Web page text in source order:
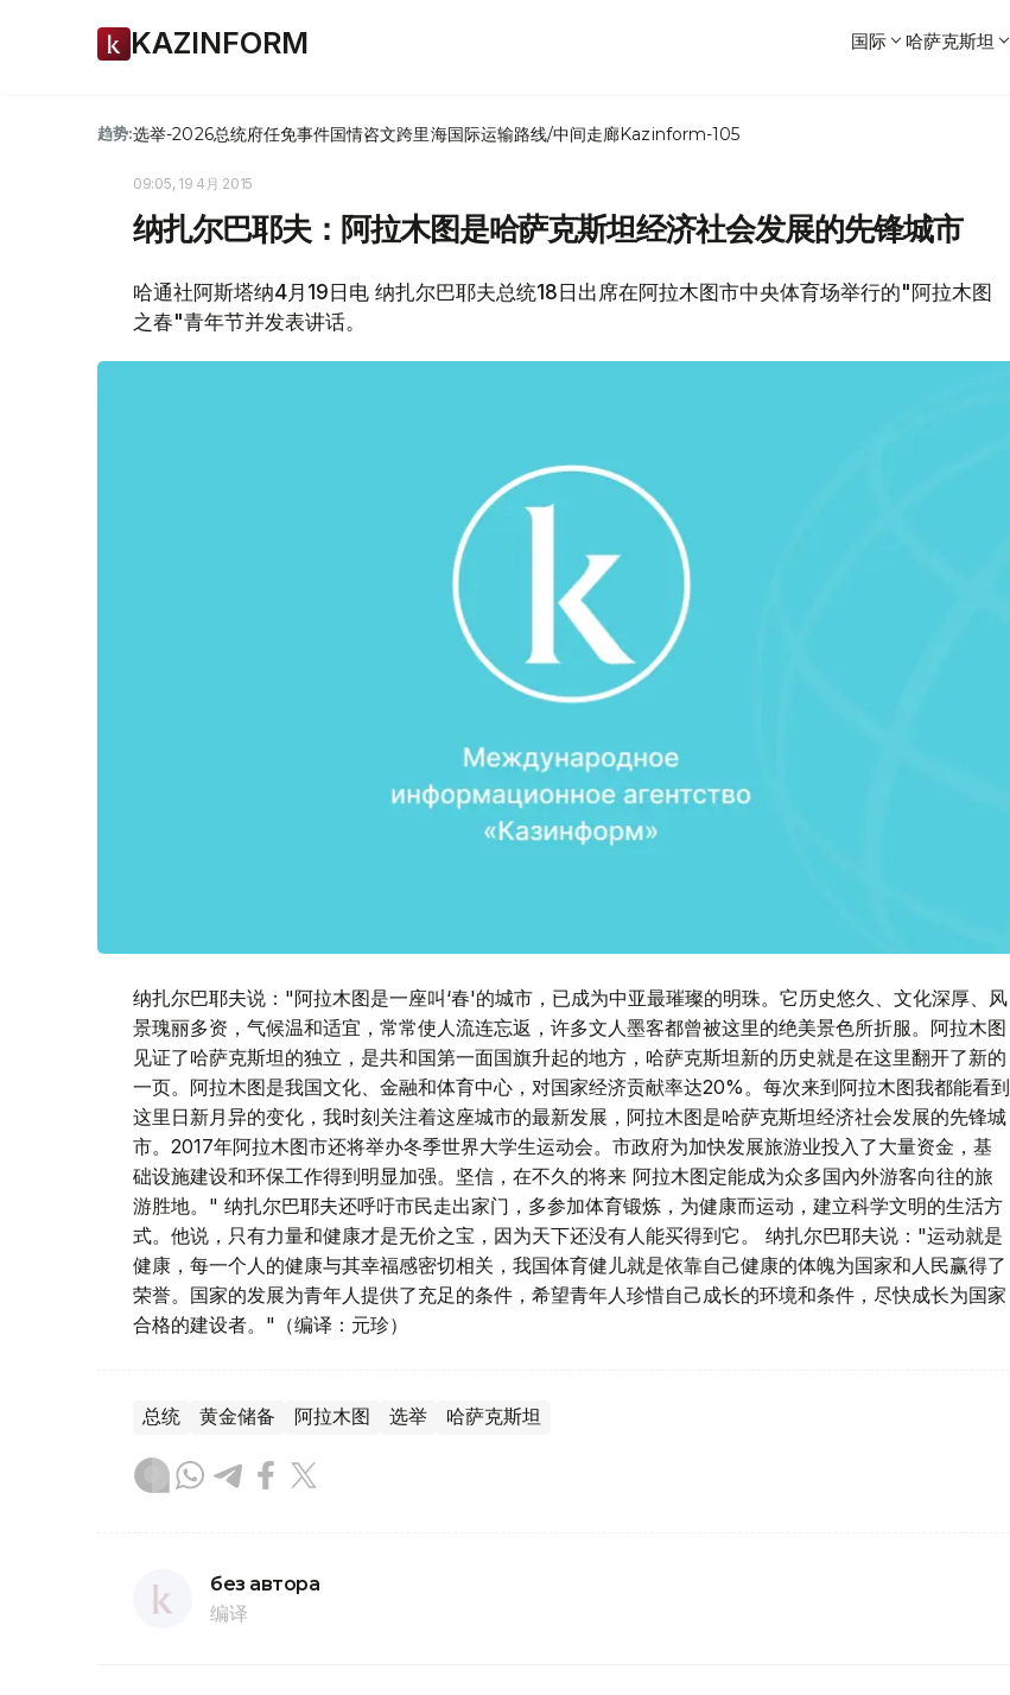
KAZINFORM 国际 哈萨克斯坦
趋势:选举-2026总统府任免事件国情咨文跨里海国际运输路线/中间走廊Kazinform-105
09:05, 19 4月 2015
纳扎尔巴耶夫：阿拉木图是哈萨克斯坦经济社会发展的先锋城市
哈通社阿斯塔纳4月19日电 纳扎尔巴耶夫总统18日出席在阿拉木图市中央体育场举行的"阿拉木图
之春"青年节并发表讲话。
纳扎尔巴耶夫说："阿拉木图是一座叫‘春'的城市，已成为中亚最璀璨的明珠。它历史悠久、文化深厚、风
景瑰丽多资，气候温和适宜，常常使人流连忘返，许多文人墨客都曾被这里的绝美景色所折服。阿拉木图
见证了哈萨克斯坦的独立，是共和国第一面国旗升起的地方，哈萨克斯坦新的历史就是在这里翻开了新的
一页。阿拉木图是我国文化、金融和体育中心，对国家经济贡献率达20%。每次来到阿拉木图我都能看到
这里日新月异的变化，我时刻关注着这座城市的最新发展，阿拉木图是哈萨克斯坦经济社会发展的先锋城
市。2017年阿拉木图市还将举办冬季世界大学生运动会。市政府为加快发展旅游业投入了大量资金，基
础设施建设和环保工作得到明显加强。坚信，在不久的将来 阿拉木图定能成为众多国內外游客向往的旅
游胜地。" 纳扎尔巴耶夫还呼吁市民走出家门，多参加体育锻炼，为健康而运动，建立科学文明的生活方
式。他说，只有力量和健康才是无价之宝，因为天下还没有人能买得到它。 纳扎尔巴耶夫说："运动就是
健康，每一个人的健康与其幸福感密切相关，我国体育健儿就是依靠自己健康的体魄为国家和人民赢得了
荣誉。国家的发展为青年人提供了充足的条件，希望青年人珍惜自己成长的环境和条件，尽快成长为国家
合格的建设者。"（编译：元珍）
总统 黄金储备 阿拉木图 选举 哈萨克斯坦
без автора
编译